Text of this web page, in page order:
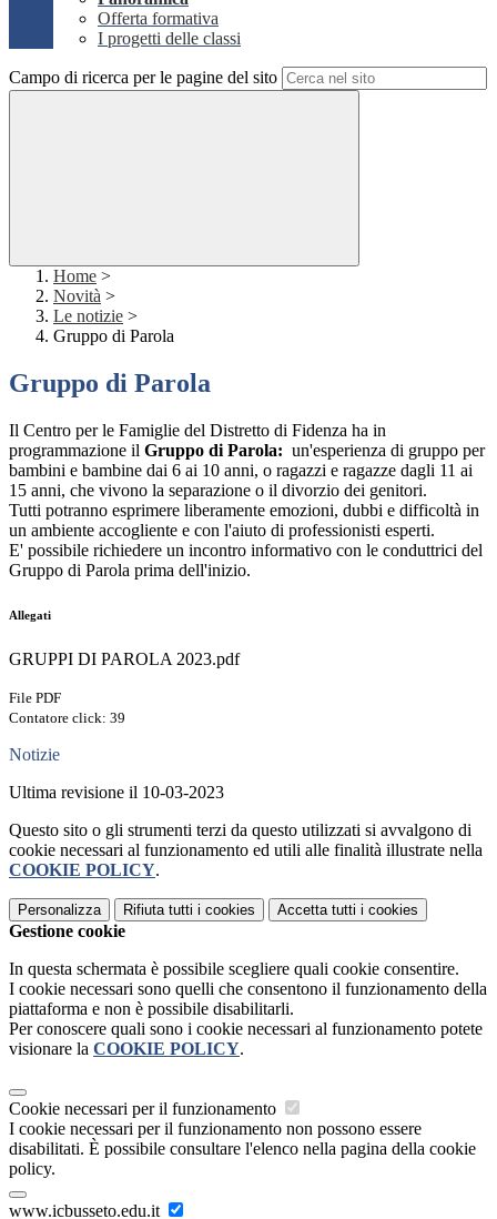
Offerta formativa
I progetti delle classi
Campo di ricerca per le pagine del sito
Home >
Novità >
Le notizie >
Gruppo di Parola
Gruppo di Parola
Il Centro per le Famiglie del Distretto di Fidenza ha in
programmazione il Gruppo di Parola: un'esperienza di gruppo per
bambini e bambine dai 6 ai 10 anni, o ragazzi e ragazze dagli 11 ai
15 anni, che vivono la separazione o il divorzio dei genitori.
Tutti potranno esprimere liberamente emozioni, dubbi e difficoltà in
un ambiente accogliente e con l'aiuto di professionisti esperti.
E' possibile richiedere un incontro informativo con le conduttrici del
Gruppo di Parola prima dell'inizio.
Allegati
GRUPPI DI PAROLA 2023.pdf
File PDF
Contatore click: 39
Notizie
Ultima revisione il 10-03-2023
Questo sito o gli strumenti terzi da questo utilizzati si avvalgono di
cookie necessari al funzionamento ed utili alle finalità illustrate nella
COOKIE POLICY.
Personalizza Rifiuta tutti i cookies Accetta tutti i cookies
Gestione cookie
In questa schermata è possibile scegliere quali cookie consentire.
I cookie necessari sono quelli che consentono il funzionamento della
piattaforma e non è possibile disabilitarli.
Per conoscere quali sono i cookie necessari al funzionamento potete
visionare la COOKIE POLICY.
Cookie necessari per il funzionamento
I cookie necessari per il funzionamento non possono essere
disabilitati. È possibile consultare l'elenco nella pagina della cookie
policy.
www.icbusseto.edu.it